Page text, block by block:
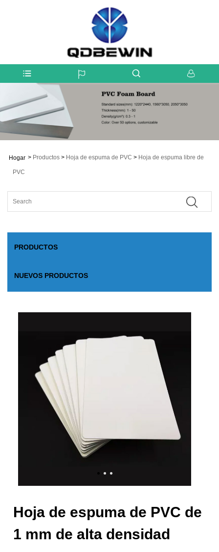
Hogar > Productos > Hoja de espuma de PVC > Hoja de espuma libre de
PVC
PRODUCTOS
NUEVOS PRODUCTOS
Hoja de espuma de PVC de
1 mm de alta densidad